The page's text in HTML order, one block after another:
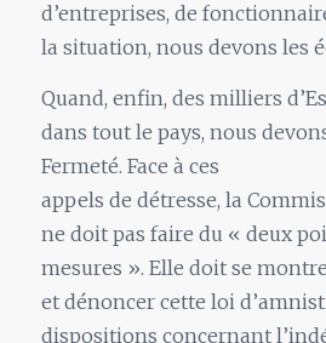
d’entreprises, de
la situation, nous devons les
Quand, enfin, des milliers
dans tout le pays, nous
Fermeté. Face à ces
appels de détresse, la
ne doit pas faire du « deux
mesures ». Elle doit se
et dénoncer cette loi
dispositions concernant